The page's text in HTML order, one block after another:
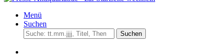
Menü
Suchen
Suchen